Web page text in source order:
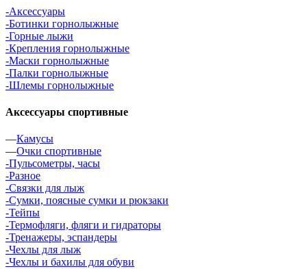
-Аксессуары
-Ботинки горнолыжные
-Горные лыжи
-Крепления горнолыжные
-Маски горнолыжные
-Палки горнолыжные
-Шлемы горнолыжные
Аксессуары спортивные
—Камусы
—Очки спортивные
-Пульсометры, часы
-Разное
-Связки для лыж
-Сумки, поясные сумки и рюкзаки
-Тейпы
-Термофляги, фляги и гидраторы
-Тренажеры, эспандеры
-Чехлы для лыж
-Чехлы и бахилы для обуви